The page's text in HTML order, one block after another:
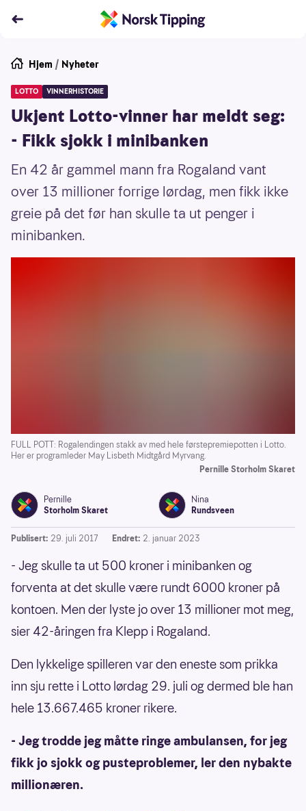
Hjem / Nyheter
LOTTO VINNERHISTORIE
Ukjent Lotto-vinner har meldt seg:
- Fikk sjokk i minibanken
En 42 år gammel mann fra Rogaland vant
over 13 millioner forrige lørdag, men fikk ikke
greie på det før han skulle ta ut penger i
minibanken.
FULL POTT: Rogalendingen stakk av med hele førstepremiepotten i Lotto.
Her er programleder May Lisbeth Midtgård Myrvang.
Pernille Storholm Skaret
Pernille
Storholm Skaret
Nina
Rundsveen
Publisert: 29. juli 2017 Endret: 2. januar 2023
- Jeg skulle ta ut 500 kroner i minibanken og
forventa at det skulle være rundt 6000 kroner på
kontoen. Men der lyste jo over 13 millioner mot meg,
sier 42-åringen fra Klepp i Rogaland.
Den lykkelige spilleren var den eneste som prikka
inn sju rette i Lotto lørdag 29. juli og dermed ble han
hele 13.667.465 kroner rikere.
- Jeg trodde jeg måtte ringe ambulansen, for jeg
fikk jo sjokk og pusteproblemer, ler den nybakte
millionæren.